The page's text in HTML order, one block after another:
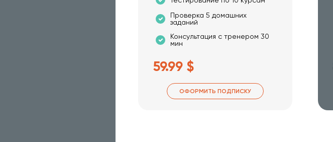
Проверка 5 домашних
заданий
Консультация с тренером 30
мин
59.99 $
ОФОРМИТЬ ПОДПИСКУ